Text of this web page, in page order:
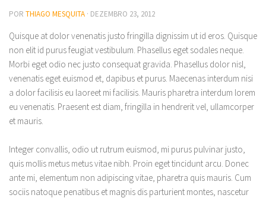
POR THIAGO MESQUITA · DEZEMBRO 23, 2012
Quisque at dolor venenatis justo fringilla dignissim ut id eros. Quisque
non elit id purus feugiat vestibulum. Phasellus eget sodales neque.
Morbi eget odio nec justo consequat gravida. Phasellus dolor nisl,
venenatis eget euismod et, dapibus et purus. Maecenas interdum nisi
a dolor facilisis eu laoreet mi facilisis. Mauris pharetra interdum lorem
eu venenatis. Praesent est diam, fringilla in hendrerit vel, ullamcorper
et mauris.
Integer convallis, odio ut rutrum euismod, mi purus pulvinar justo,
quis mollis metus metus vitae nibh. Proin eget tincidunt arcu. Donec
ante mi, elementum non adipiscing vitae, pharetra quis mauris. Cum
sociis natoque penatibus et magnis dis parturient montes, nascetur